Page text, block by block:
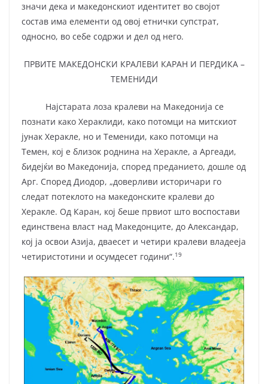
значи дека и македонскиот идентитет во својот
состав има елементи од овој етнички супстрат,
односно, во себе содржи и дел од него.
ПРВИТЕ МАКЕДОНСКИ КРАЛЕВИ КАРАН И ПЕРДИКА –
ТЕМЕНИДИ
Најстарата лоза кралеви на Македонија се
познати како Хераклиди, како потомци на митскиот
јунак Херакле, но и Темениди, како потомци на
Темен, кој е близок роднина на Херакле, а Аргеади,
бидејќи во Македонија, според преданието, дошле од
Арг. Според Диодор, „доверливи историчари го
следат потеклото на македонските кралеви до
Херакле. Од Каран, кој беше првиот што воспостави
единствена власт над Македонците, до Александар,
кој ја освои Азија, дваесет и четири кралеви владееја
четиристотини и осумдесет години“.19